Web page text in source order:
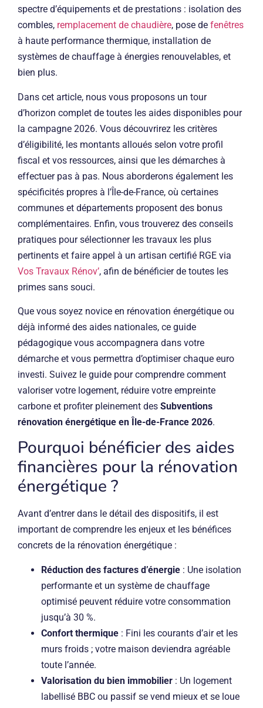
spectre d’équipements et de prestations : isolation des
combles, remplacement de chaudière, pose de fenêtres
à haute performance thermique, installation de
systèmes de chauffage à énergies renouvelables, et
bien plus.
Dans cet article, nous vous proposons un tour
d’horizon complet de toutes les aides disponibles pour
la campagne 2026. Vous découvrirez les critères
d’éligibilité, les montants alloués selon votre profil
fiscal et vos ressources, ainsi que les démarches à
effectuer pas à pas. Nous aborderons également les
spécificités propres à l’Île-de-France, où certaines
communes et départements proposent des bonus
complémentaires. Enfin, vous trouverez des conseils
pratiques pour sélectionner les travaux les plus
pertinents et faire appel à un artisan certifié RGE via
Vos Travaux Rénov’, afin de bénéficier de toutes les
primes sans souci.
Que vous soyez novice en rénovation énergétique ou
déjà informé des aides nationales, ce guide
pédagogique vous accompagnera dans votre
démarche et vous permettra d’optimiser chaque euro
investi. Suivez le guide pour comprendre comment
valoriser votre logement, réduire votre empreinte
carbone et profiter pleinement des Subventions
rénovation énergétique en Île-de-France 2026.
Pourquoi bénéficier des aides
financières pour la rénovation
énergétique ?
Avant d’entrer dans le détail des dispositifs, il est
important de comprendre les enjeux et les bénéfices
concrets de la rénovation énergétique :
Réduction des factures d’énergie : Une isolation
performante et un système de chauffage
optimisé peuvent réduire votre consommation
jusqu’à 30 %.
Confort thermique : Fini les courants d’air et les
murs froids ; votre maison deviendra agréable
toute l’année.
Valorisation du bien immobilier : Un logement
labellisé BBC ou passif se vend mieux et se loue